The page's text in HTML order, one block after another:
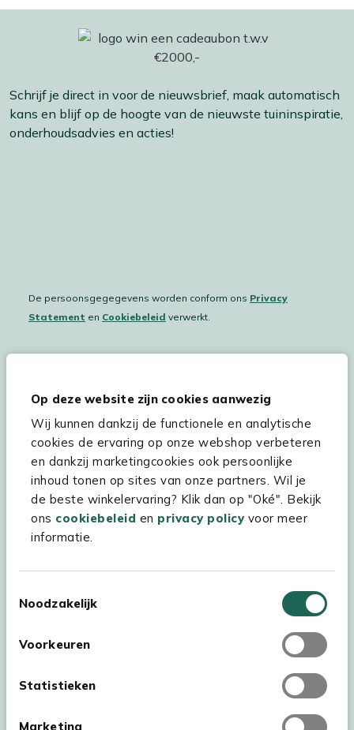
Op deze website zijn cookies aanwezig
Wij kunnen dankzij de functionele en analytische
cookies de ervaring op onze webshop verbeteren
en dankzij marketingcookies ook persoonlijke
inhoud tonen op sites van onze partners. Wil je
de beste winkelervaring? Klik dan op "Oké". Bekijk
ons cookiebeleid en privacy policyvoor meer
informatie.
Noodzakelijk
Voorkeuren
Statistieken
Marketing
Schrijf je direct in voor de nieuwsbrief, maak automatisch
kans en blijf op de hoogte van de nieuwste tuininspiratie,
onderhoudsadvies en acties!
De persoonsgegegevens worden conform ons Privacy
Statement en Cookiebeleid verwerkt.
Hulp & service
Assortiment
Kees Smit Tuinmeubelen
Experience Stores XXL